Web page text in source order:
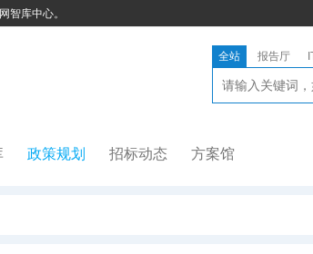
智库中心。
全站 报告厅
政策规划 招标动态 方案馆